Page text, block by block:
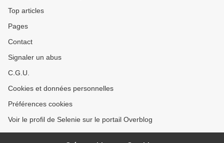
Top articles
Pages
Contact
Signaler un abus
C.G.U.
Cookies et données personnelles
Préférences cookies
Voir le profil de Selenie sur le portail Overblog